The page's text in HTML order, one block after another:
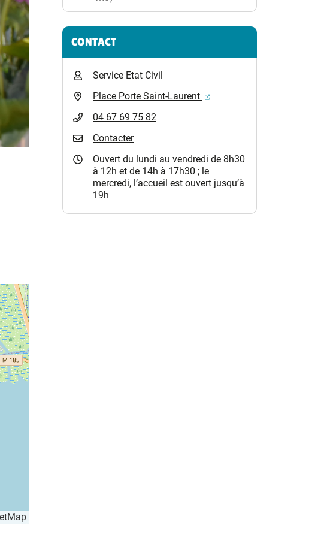
CONTACT
Service Etat Civil
Place Porte Saint-Laurent
(ouverture dans un nouvel
04 67 69 75 82
Contacter
Ouvert du lundi au vendredi de 8h30
à 12h et de 14h à 17h30 ; le
mercredi, l’accueil est ouvert jusqu’à
19h